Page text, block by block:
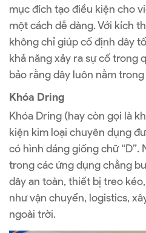
mục đích tạo điều kiện cho
một cách dễ dàng. Với kích
không chỉ giúp cố định dây
khả năng xảy ra sự cố trong
bảo rằng dây luôn nằm
Khóa Dring
Khóa Dring (hay còn gọi là
kiện kim loại chuyên dụng
có hình dáng giống chữ “D”.
trong các ứng dụng chằng
dây an toàn, thiết bị treo
như vận chuyển, logistics,
ngoài trời.